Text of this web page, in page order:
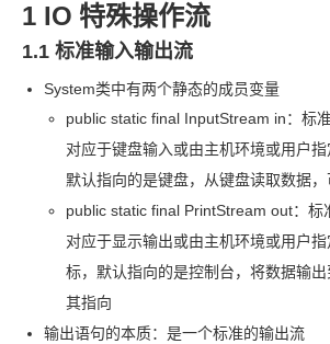
1 IO 特殊操作流
1.1 标准输入输出流
System类中有两个静态的成员变量
public static final InputStream in：标
对应于键盘输入或由主机环境或用户指
默认指向的是键盘，从键盘读取数据
public static final PrintStream out：标
对应于显示输出或由主机环境或用户
标，默认指向的是控制台，将数据输
其指向
输出语句的本质：是一个标准的输出流